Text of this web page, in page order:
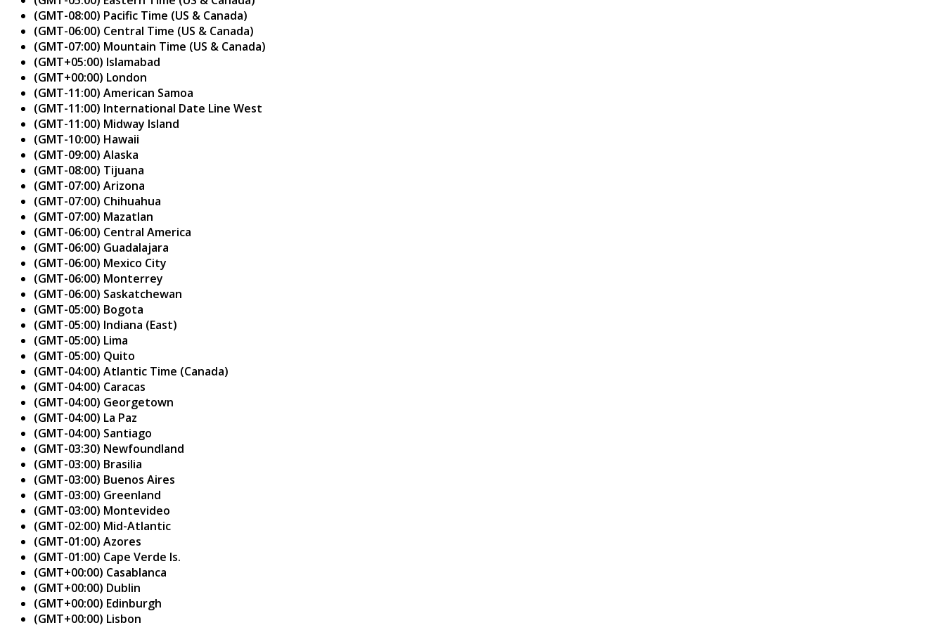
(GMT-08:00) Pacific Time (US & Canada)
(GMT-06:00) Central Time (US & Canada)
(GMT-07:00) Mountain Time (US & Canada)
(GMT+05:00) Islamabad
(GMT+00:00) London
(GMT-11:00) American Samoa
(GMT-11:00) International Date Line West
(GMT-11:00) Midway Island
(GMT-10:00) Hawaii
(GMT-09:00) Alaska
(GMT-08:00) Tijuana
(GMT-07:00) Arizona
(GMT-07:00) Chihuahua
(GMT-07:00) Mazatlan
(GMT-06:00) Central America
(GMT-06:00) Guadalajara
(GMT-06:00) Mexico City
(GMT-06:00) Monterrey
(GMT-06:00) Saskatchewan
(GMT-05:00) Bogota
(GMT-05:00) Indiana (East)
(GMT-05:00) Lima
(GMT-05:00) Quito
(GMT-04:00) Atlantic Time (Canada)
(GMT-04:00) Caracas
(GMT-04:00) Georgetown
(GMT-04:00) La Paz
(GMT-04:00) Santiago
(GMT-03:30) Newfoundland
(GMT-03:00) Brasilia
(GMT-03:00) Buenos Aires
(GMT-03:00) Greenland
(GMT-03:00) Montevideo
(GMT-02:00) Mid-Atlantic
(GMT-01:00) Azores
(GMT-01:00) Cape Verde Is.
(GMT+00:00) Casablanca
(GMT+00:00) Dublin
(GMT+00:00) Edinburgh
(GMT+00:00) Lisbon